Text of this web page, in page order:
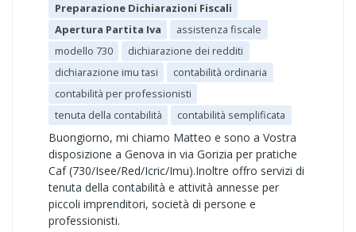
Preparazione Dichiarazioni Fiscali
Apertura Partita Iva
assistenza fiscale
modello 730
dichiarazione dei redditi
dichiarazione imu tasi
contabilità ordinaria
contabilità per professionisti
tenuta della contabilità
contabilità semplificata
Buongiorno, mi chiamo Matteo e sono a Vostra
disposizione a Genova in via Gorizia per pratiche
Caf (730/Isee/Red/Icric/Imu).Inoltre offro servizi di
tenuta della contabilità e attività annesse per
piccoli imprenditori, società di persone e
professionisti.